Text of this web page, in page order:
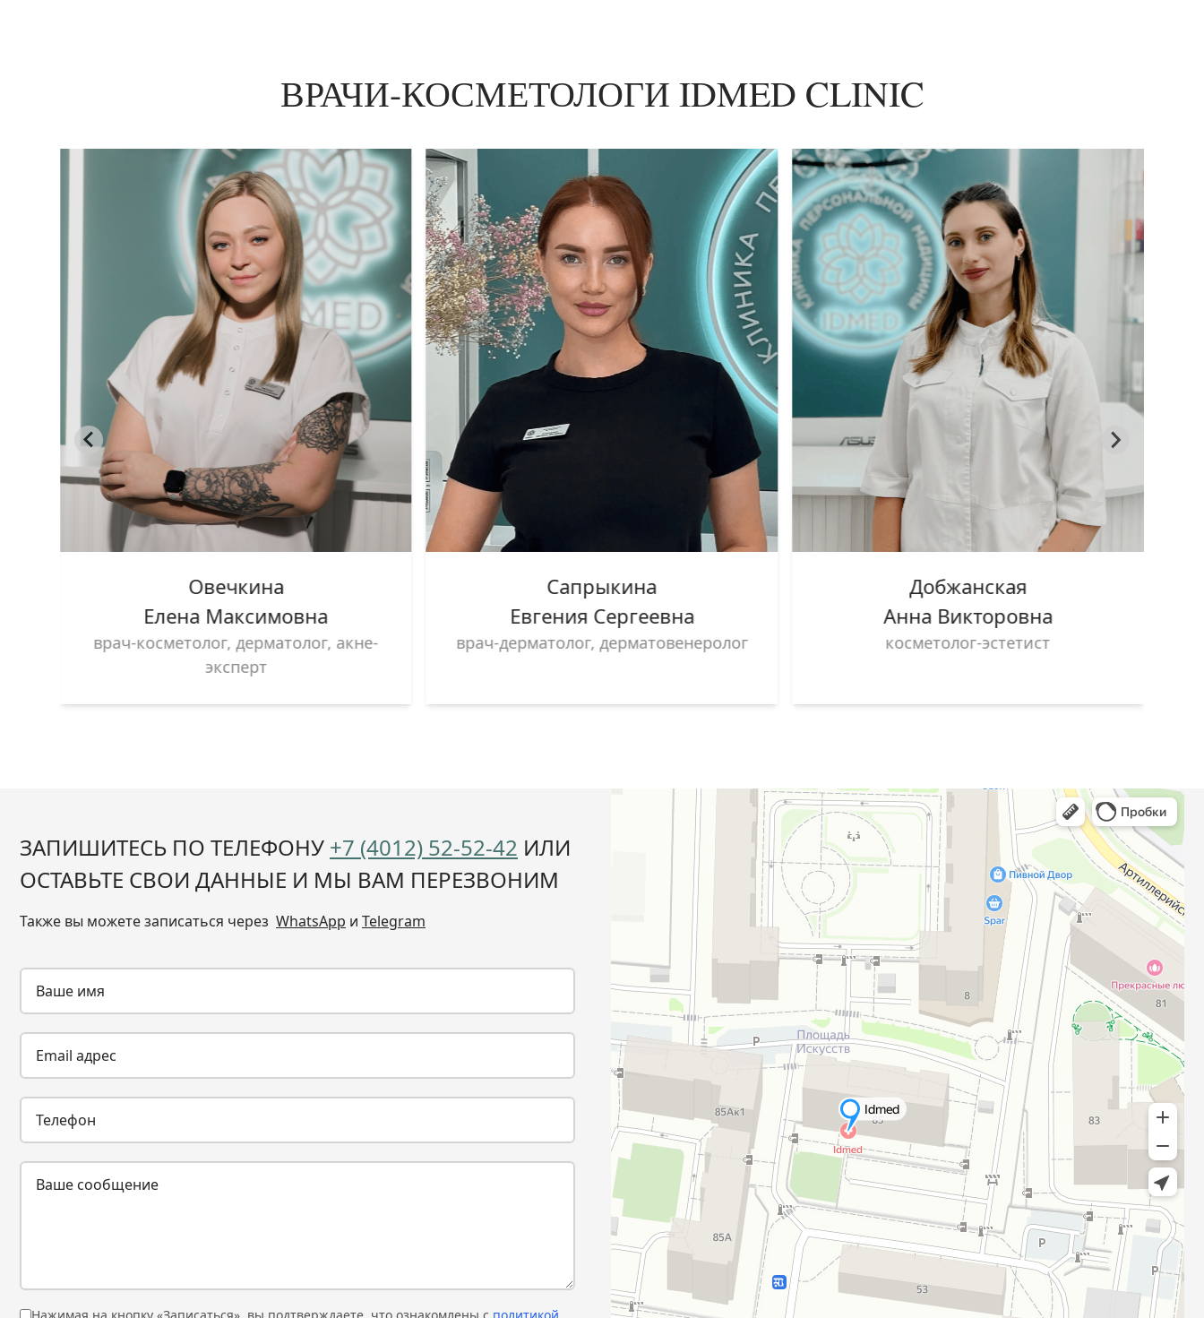
ВРАЧИ-КОСМЕТОЛОГИ IDMED CLINIC
Овечкина
Елена Максимовна
врач-косметолог, дерматолог, акне-
эксперт
Сапрыкина
Евгения Сергеевна
врач-дерматолог, дерматовенеролог
Добжанская
Анна Викторовна
косметолог-эстетист
ЗАПИШИТЕСЬ ПО ТЕЛЕФОНУ +7 (4012) 52-52-42 ИЛИ
ОСТАВЬТЕ СВОИ ДАННЫЕ И МЫ ВАМ ПЕРЕЗВОНИМ
Также вы можете записаться через WhatsApp и Telegram